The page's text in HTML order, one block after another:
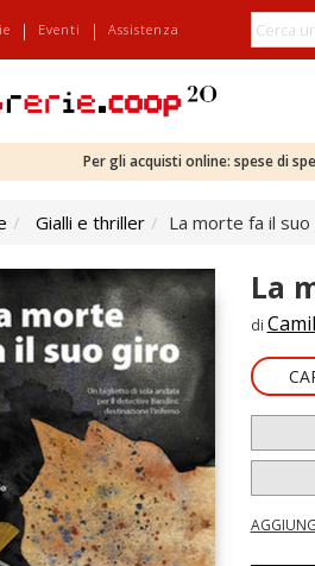
| Eventi | Assistenza
Per gli acquisti online: spese di
Gialli e thriller La morte fa il suo
La
di